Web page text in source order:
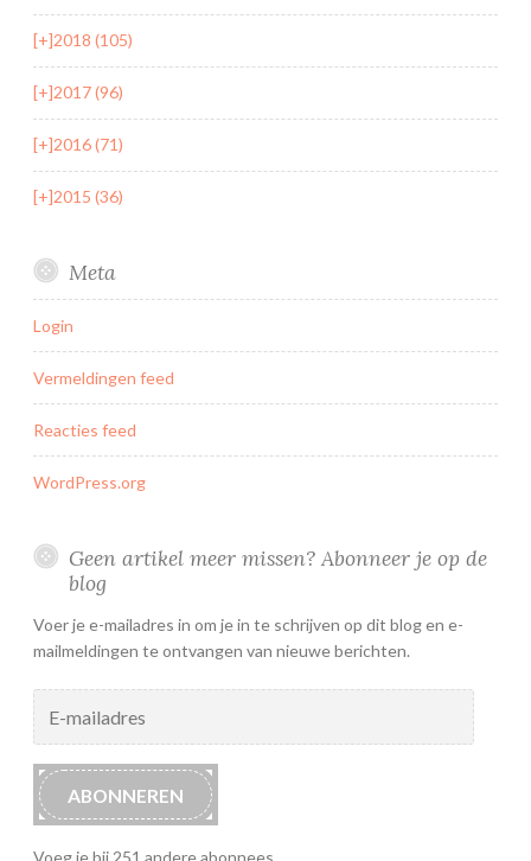
[+]2018 (105)
[+]2017 (96)
[+]2016 (71)
[+]2015 (36)
Meta
Login
Vermeldingen feed
Reacties feed
WordPress.org
Geen artikel meer missen? Abonneer je op de
blog
Voer je e-mailadres in om je in te schrijven op dit blog en e-
mailmeldingen te ontvangen van nieuwe berichten.
mailadres
ABONNEREN